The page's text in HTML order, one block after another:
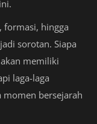
formasi, hingga
sorotan. Siapa
memiliki
laga-laga
momen bersejarah